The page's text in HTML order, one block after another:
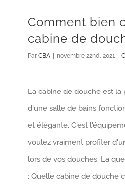
Comment bien
cabine de
Par CBA novembre 22nd, 2021
La cabine de douche est la
d'une salle de bains
et élégante. C'est
voulez vraiment profiter
lors de vos douches. La
: Quelle cabine de douche